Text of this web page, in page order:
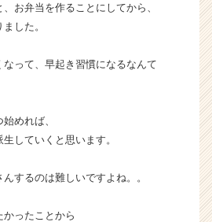
お弁当を作ることにしてから、
した。
って、早起き習慣になるなんて
めれば、
していくと思います。
するのは難しいですよね。。
ったことから